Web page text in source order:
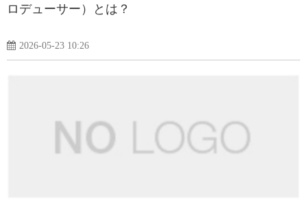
ロデューサー）とは？
2026-05-23 10:26